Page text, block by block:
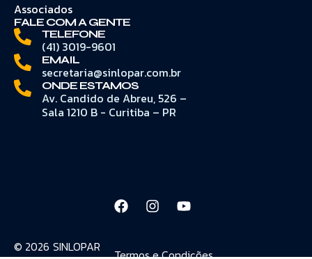
Associados
FALE COM A GENTE
TELEFONE
(41) 3019-9601
EMAIL
secretaria@sinlopar.com.br
ONDE ESTAMOS
Av. Candido de Abreu, 526 –
Sala 1210 B - Curitiba – PR
© 2026 SINLOPAR Termos e Condições